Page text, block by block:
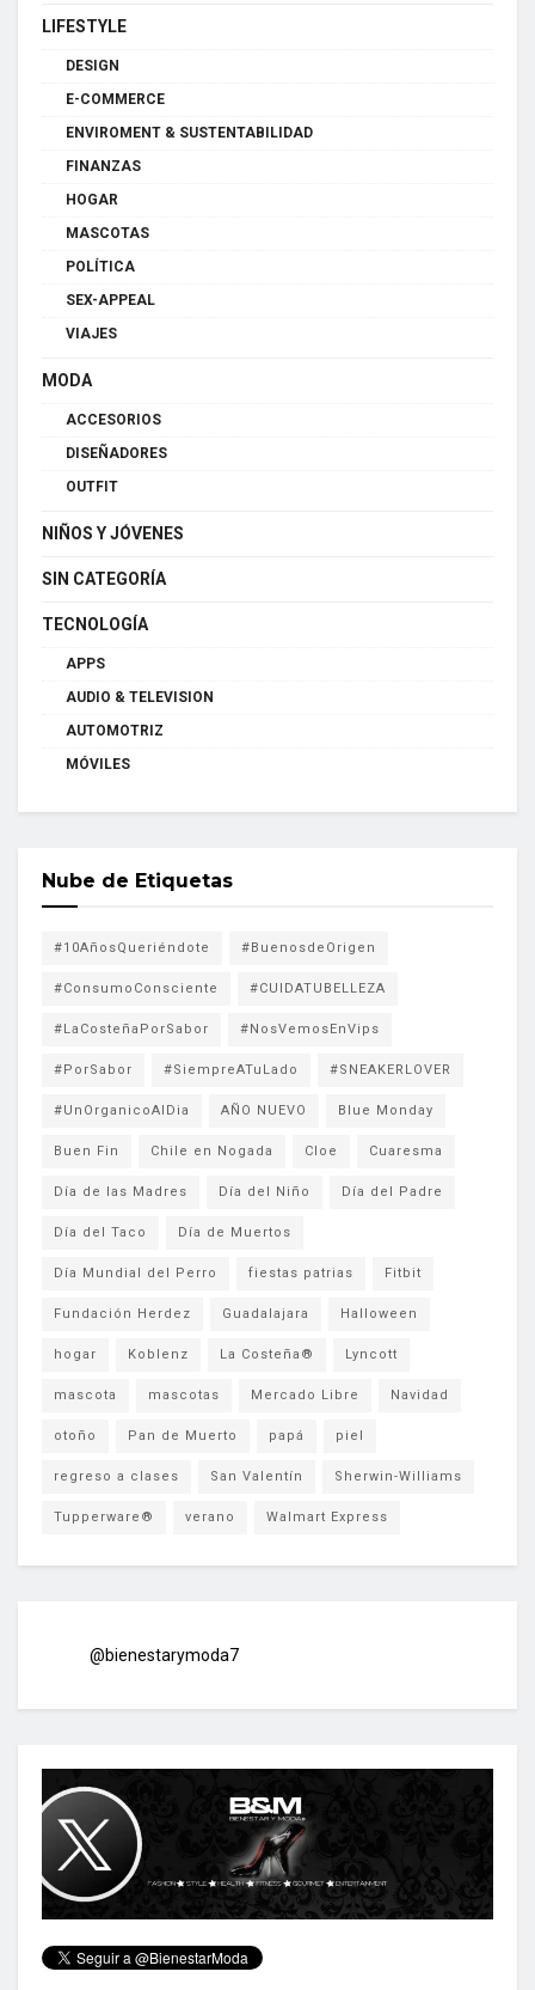
LIFESTYLE
DESIGN
E-COMMERCE
ENVIROMENT & SUSTENTABILIDAD
FINANZAS
HOGAR
MASCOTAS
POLÍTICA
SEX-APPEAL
VIAJES
MODA
ACCESORIOS
DISEÑADORES
OUTFIT
NIÑOS Y JÓVENES
SIN CATEGORÍA
TECNOLOGÍA
APPS
AUDIO & TELEVISION
AUTOMOTRIZ
MÓVILES
Nube de Etiquetas
#10AñosQueriéndote #BuenosdeOrigen
#ConsumoConsciente #CUIDATUBELLEZA
#LaCosteñaPorSabor #NosVemosEnVips
#PorSabor #SiempreATuLado #SNEAKERLOVER
#UnOrganicoAlDia AÑO NUEVO Blue Monday
Buen Fin Chile en Nogada Cloe Cuaresma
Día de las Madres Día del Niño Día del Padre
Día del Taco Día de Muertos
Día Mundial del Perro fiestas patrias Fitbit
Fundación Herdez Guadalajara Halloween
hogar Koblenz La Costeña® Lyncott
mascota mascotas Mercado Libre Navidad
otoño Pan de Muerto papá piel
regreso a clases San Valentín Sherwin-Williams
Tupperware® verano Walmart Express
@bienestarymoda7